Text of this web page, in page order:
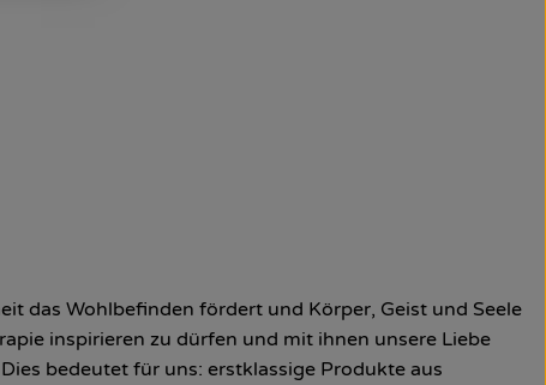
das Wohlbefinden fördert und Körper, Geist und Seele
inspirieren zu dürfen und mit ihnen unsere Liebe
bedeutet für uns: erstklassige Produkte aus